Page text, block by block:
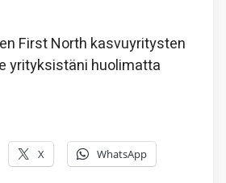
First North kasvuyritysten
yrityksistäni huolimatta
X WhatsApp